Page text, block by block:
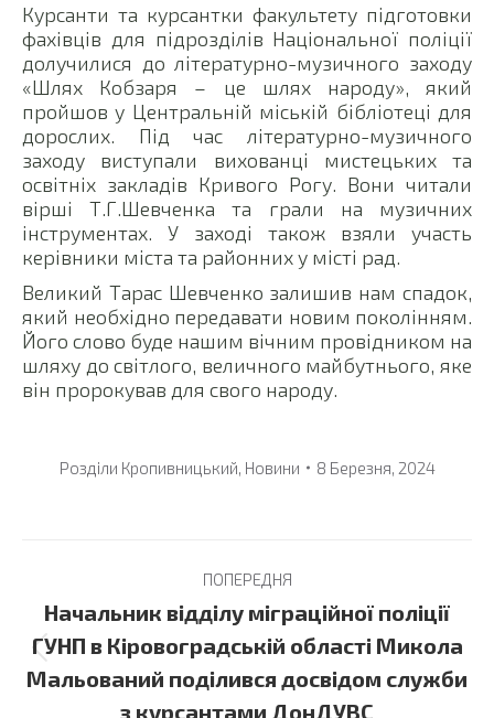
Курсанти та курсантки факультету підготовки
фахівців для підрозділів Національної поліції
долучилися до літературно-музичного заходу
«Шлях Кобзаря – це шлях народу», який
пройшов у Центральній міській бібліотеці для
дорослих. Під час літературно-музичного
заходу виступали вихованці мистецьких та
освітніх закладів Кривого Рогу. Вони читали
вірші Т.Г.Шевченка та грали на музичних
інструментах. У заході також взяли участь
керівники міста та районних у місті рад.
Великий Тарас Шевченко залишив нам спадок,
який необхідно передавати новим поколінням.
Його слово буде нашим вічним провідником на
шляху до світлого, величного майбутнього, яке
він пророкував для свого народу.
Розділи Кропивницький, Новини 8 Березня, 2024
navigation
ПОПЕРЕДНЯ
Previous
post:
Начальник відділу міграційної поліції
ГУНП в Кіровоградській області Микола
Мальований поділився досвідом служби
з курсантами ДонДУВС